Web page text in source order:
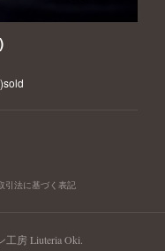
引法に基づく表記
工房 Liuteria Oki